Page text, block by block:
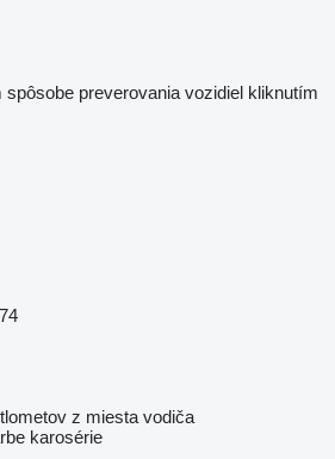
preverovania vozidiel kliknutím
z miesta vodiča
karosérie